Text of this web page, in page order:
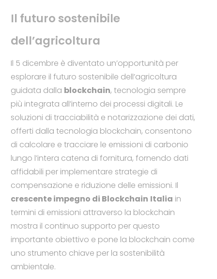
Il futuro sostenibile
dell’agricoltura
Il 5 dicembre è diventato un’opportunità per
esplorare il futuro sostenibile dell’agricoltura
guidata dalla blockchain, tecnologia sempre
più integrata all’interno dei processi digitali. Le
soluzioni di tracciabilità e notarizzazione dei dati,
offerti dalla tecnologia blockchain, consentono
di calcolare e tracciare le emissioni di carbonio
lungo l’intera catena di fornitura, fornendo dati
affidabili per implementare strategie di
compensazione e riduzione delle emissioni. Il
crescente impegno di Blockchain Italia in
termini di emissioni attraverso la blockchain
mostra il continuo supporto per questo
importante obiettivo e pone la blockchain come
uno strumento chiave per la sostenibilità
ambientale.